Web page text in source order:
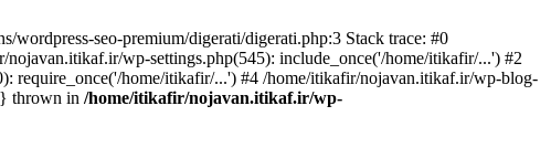
seo-premium/digerati/digerati.php:3 Stack trace: #0
wp-settings.php(545): include_once('/home/itikafir/...') #2
require_once('/home/itikafir/...') #4 /home/itikafir/nojavan.itikaf.ir/wp-blog-
thrown in /home/itikafir/nojavan.itikaf.ir/wp-